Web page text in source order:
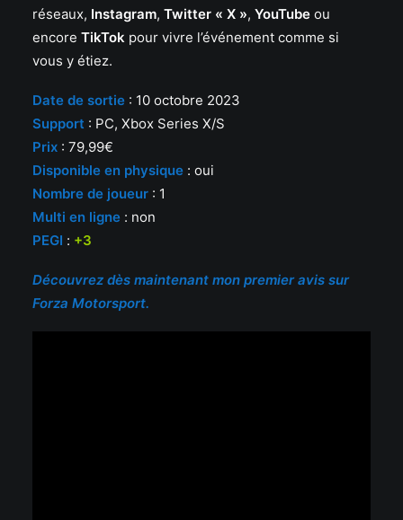
réseaux, Instagram, Twitter « X », YouTube ou
encore TikTok pour vivre l’événement comme si
vous y étiez.
Date de sortie : 10 octobre 2023
Support : PC, Xbox Series X/S
Prix : 79,99€
Disponible en physique : oui
Nombre de joueur : 1
Multi en ligne : non
PEGI : +3
Découvrez dès maintenant mon premier avis sur
Forza Motorsport.